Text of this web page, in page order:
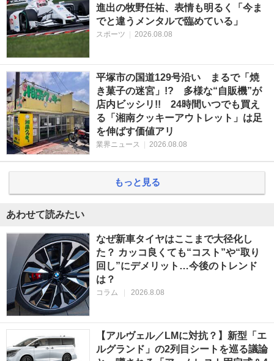
進出の牧野任祐、表情も明るく「今ま
でと違うメンタルで臨めている」
スポーツ 2026.08.08
平塚市の国道129号沿い まるで「焼
き菓子の迷宮」!? 多様な“自販機”が
店内ビッシリ!! 24時間いつでも買え
る「湘南クッキーアウトレット」は足
を伸ばす価値アリ
業界ニュース 2026.08.08
もっと見る
あわせて読みたい
なぜ新車タイヤはここまで大径化し
た？ カッコ良くても“コスト”や“取り
回し”にデメリット…今後のトレンド
は？
コラム 2026.8.08
【アルヴェル／LMに対抗？】新型「エ
ルグランド」の2列目シートを巡る議論